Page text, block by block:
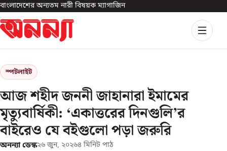
বাংলাদেশের অন্যতম নারী বিষয়ক ম্যাগাজিন
স্পটলাইট
আজ শহীদ জননী জাহানারা ইমামের
মৃত্যুবার্ষিকী: ‘একাত্তরের দিনগুলি’র
বাইরেও যে বইগুলো পড়া জরুরি
অনন্যা ডেস্ক২৬ জুন, ২০২৬৪ মিনিট পাঠ